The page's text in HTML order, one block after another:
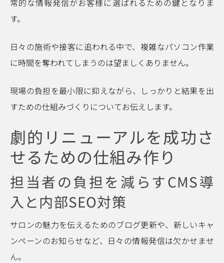
常的な情報発信がお客様に選ばれるための鍵となりま
す。
日々の施術や接客に追われる中で、複雑なパソコン作業
に時間を奪われてしまうのは望ましくありません。
現場の負担を最小限に抑えながら、しっかりと結果を出
すための仕組みづくりについてお伝えします。
劇的リニューアルを成功さ
せるための仕組み作り
担当者の負担を減らすCMS導
入と内部SEO対策
サロンの魅力を伝えるためのブログ更新や、新しいキャ
ンペーンのお知らせなど、日々の情報発信は欠かせませ
ん。